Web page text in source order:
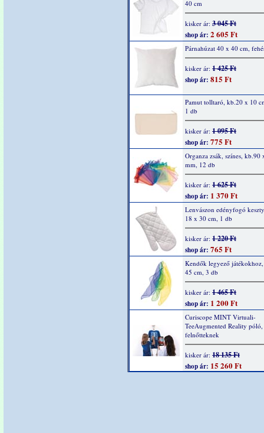
40 cm
kisker ár: 3 045 Ft
shop ár: 2 605 Ft
Párnahúzat 40 x 40 cm,
kisker ár: 1 425 Ft
shop ár: 815 Ft
Pamut tolltaró, kb.20 x 10
1 db
kisker ár: 1 095 Ft
shop ár: 775 Ft
Organza zsák, színes, kb.90
mm, 12 db
kisker ár: 1 625 Ft
shop ár: 1 370 Ft
Lenvászon edényfogó
18 x 30 cm, 1 db
kisker ár: 1 220 Ft
shop ár: 765 Ft
Kendők legyező
45 cm, 3 db
kisker ár: 1 465 Ft
shop ár: 1 200 Ft
Curiscope MINT Virtuali-
TeeAugmented Reality
felnőtteknek
kisker ár: 18 135 Ft
shop ár: 15 260 Ft